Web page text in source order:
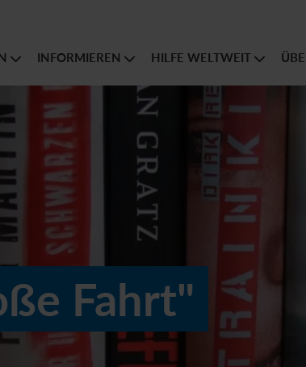
INFORMIEREN HILFE WELTWEIT
Fahrt"